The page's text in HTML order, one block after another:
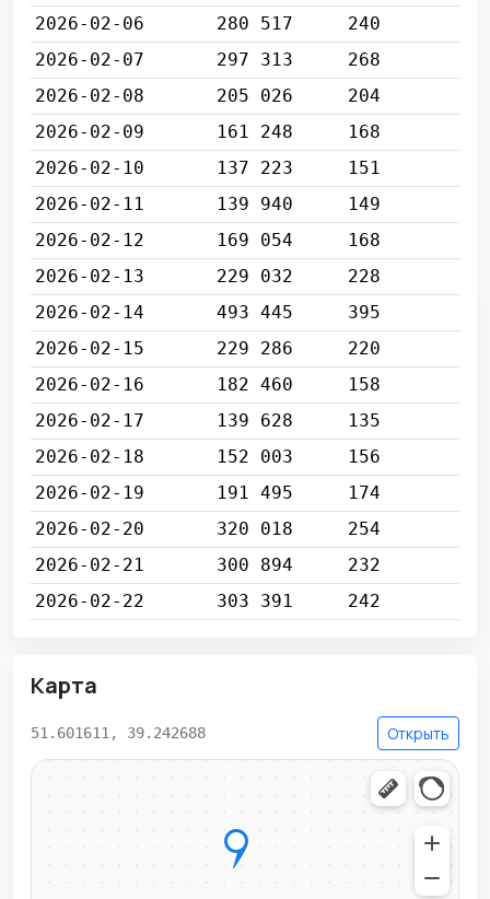
2026-02-06
280 517
240
2026-02-07
297 313
268
2026-02-08
205 026
204
2026-02-09
161 248
168
2026-02-10
137 223
151
2026-02-11
139 940
149
2026-02-12
169 054
168
2026-02-13
229 032
228
2026-02-14
493 445
395
2026-02-15
229 286
220
2026-02-16
182 460
158
2026-02-17
139 628
135
2026-02-18
152 003
156
2026-02-19
191 495
174
2026-02-20
320 018
254
2026-02-21
300 894
232
2026-02-22
303 391 242
Карта
51.601611, 39.242688 Открыть